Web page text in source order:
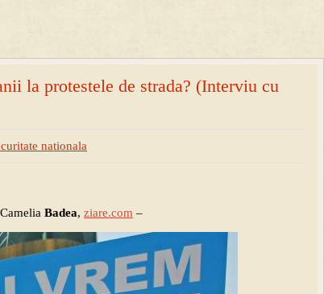
la protestele de strada? (Interviu cu
nationala
Badea, ziare.com –